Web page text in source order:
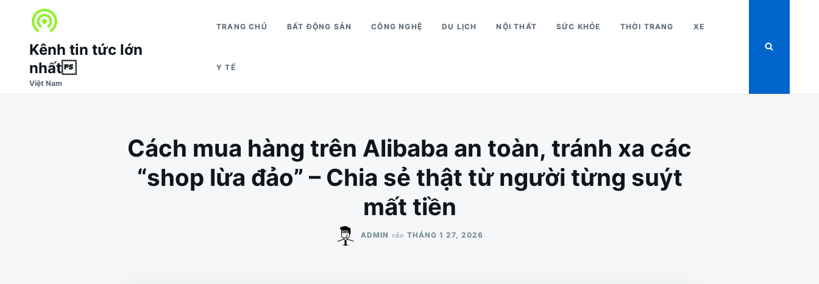
cho:
Kênh tin tức lớn
nhất
Việt Nam
TRANG CHỦ BẤT ĐỘNG SẢN CÔNG NGHỆ DU LỊCH NỘI THẤT SỨC KHỎE THỜI TRANG XE
Y TẾ
Cách mua hàng trên Alibaba an toàn, tránh xa các
“shop lừa đảo” – Chia sẻ thật từ người từng suýt
mất tiền
ADMIN vào THÁNG 1 27, 2026